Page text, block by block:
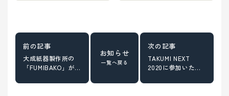
大成紙器製作所の
「FUMIBAKO」が
れました！
お知らせ
一覧へ戻る
TAKUMI NEXT
2020に参加いたし